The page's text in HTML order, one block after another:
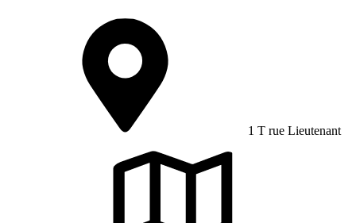
1 T rue Lieutenant